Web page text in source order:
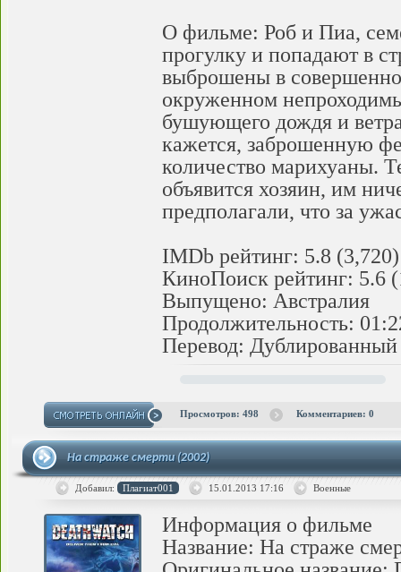
О фильме: Роб и Пиа,
прогулку и попадают в
выброшены в
окруженном
бушующего дождя и
кажется, заброшенную
количество марихуаны.
объявится хозяин, им
предполагали, что за
IMDb рейтинг: 5.8 (3,720)
КиноПоиск рейтинг: 5.6
Выпущено: Австралия
Продолжительность:
Перевод: Дублированный
Просмотров: 498 Комментариев: 0
На страже смерти (2002)
Добавил: Плагиат001 15.01.2013 17:16 Военные
Информация о фильме
Название: На страже